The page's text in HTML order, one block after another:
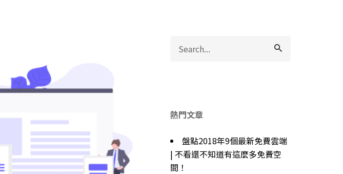
for
熱門文章
盤點2018年9個最新免費雲端
| 不看還不知道有這麼多免費空
間！